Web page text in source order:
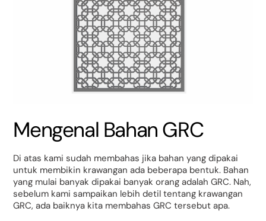
Mengenal Bahan GRC
Di atas kami sudah membahas jika bahan yang dipakai
untuk membikin krawangan ada beberapa bentuk. Bahan
yang mulai banyak dipakai banyak orang adalah GRC. Nah,
sebelum kami sampaikan lebih detil tentang krawangan
GRC, ada baiknya kita membahas GRC tersebut apa.